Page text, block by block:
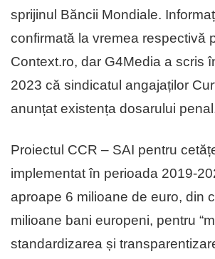
sprijinul Băncii Mondiale.
confirmată la vremea respectivă
Context.ro, dar G4Media a scris
2023 că sindicatul angajaților
anunțat existența dosarului
Proiectul CCR – SAI pentru
implementat în perioada 2019-
aproape 6 milioane de euro, din
milioane bani europeni, pentru
standardizarea și